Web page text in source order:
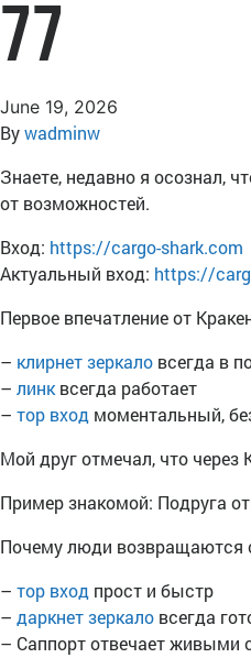
77
June 19, 2026
Bywadminw
Знаете, недавно я осознал,
от возможностей.
Вход: https://cargo-shark.com
Актуальный вход: https://
Первое впечатление от
– клирнет зеркало всегда в
– линквсегда работает
– тор вход моментальный,
Мой друг отмечал, что
Пример знакомой: Подруга
Почему люди возвращаются
– тор вход прост и быстр
– даркнет зеркало всегда
– Саппорт отвечает живыми